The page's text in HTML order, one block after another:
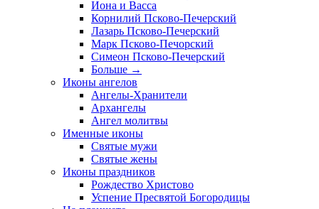
Иона и Васса
Корнилий Псково-Печерский
Лазарь Псково-Печерский
Марк Псково-Печорский
Симеон Псково-Печерский
Больше →
Иконы ангелов
Ангелы-Хранители
Архангелы
Ангел молитвы
Именные иконы
Святые мужи
Святые жены
Иконы праздников
Рождество Христово
Успение Пресвятой Богородицы